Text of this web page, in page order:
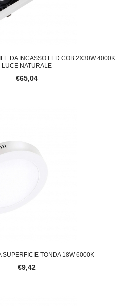
DA INCASSO LED COB 2X30W 4000K
LUCE NATURALE
€65,04
SUPERFICIE TONDA 18W 6000K
€9,42